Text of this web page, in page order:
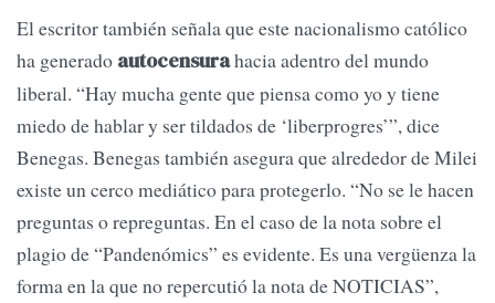
El escritor también señala que este nacionalismo católico
ha generado autocensurahacia adentro del mundo
liberal. “Hay mucha gente que piensa como yo y tiene
miedo de hablar y ser tildados de ‘liberprogres’”, dice
Benegas. Benegas también asegura que alrededor de Milei
existe un cerco mediático para protegerlo. “No se le hacen
preguntas o repreguntas. En el caso de la nota sobre el
plagio de “Pandenómics” es evidente. Es una vergüenza la
forma en la que no repercutió la nota de NOTICIAS”,